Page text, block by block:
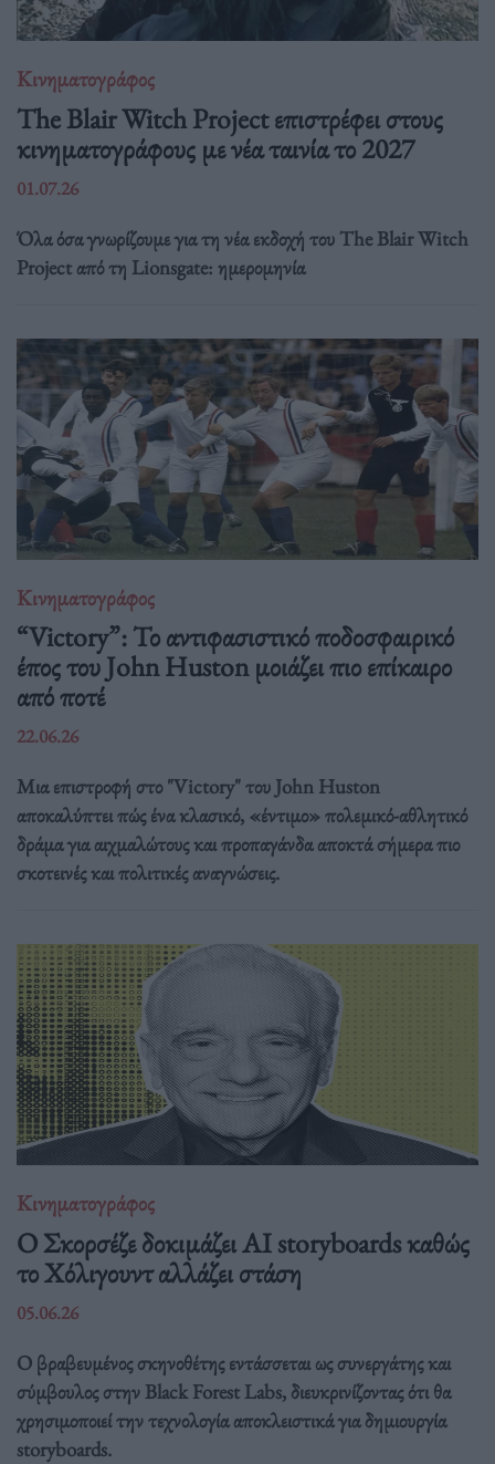
Κινηματογράφος
The Blair Witch Project επιστρέφει στους
κινηματογράφους με νέα ταινία το 2027
01.07.26
Όλα όσα γνωρίζουμε για τη νέα εκδοχή του The Blair Witch
Project από τη Lionsgate: ημερομηνία
Κινηματογράφος
“Victory”: Το αντιφασιστικό ποδοσφαιρικό
έπος του John Huston μοιάζει πιο επίκαιρο
από ποτέ
22.06.26
Μια επιστροφή στο "Victory" του John Huston
αποκαλύπτει πώς ένα κλασικό, «έντιμο» πολεμικό-αθλητικό
δράμα για αιχμαλώτους και προπαγάνδα αποκτά σήμερα πιο
σκοτεινές και πολιτικές αναγνώσεις.
Κινηματογράφος
Ο Σκορσέζε δοκιμάζει AI storyboards καθώς
το Χόλιγουντ αλλάζει στάση
05.06.26
Ο βραβευμένος σκηνοθέτης εντάσσεται ως συνεργάτης και
σύμβουλος στην Black Forest Labs, διευκρινίζοντας ότι θα
χρησιμοποιεί την τεχνολογία αποκλειστικά για δημιουργία
storyboards.